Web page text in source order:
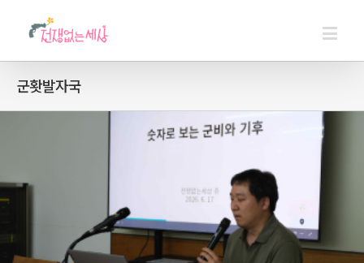
군홧발자국